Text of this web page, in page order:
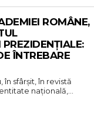
ROMÂNE,
ÎNTREBARE
în sfârșit, în revistă
națională,...